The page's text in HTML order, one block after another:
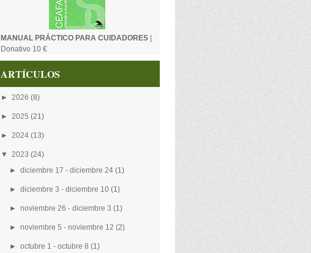
MANUAL PRÁCTICO PARA CUIDADORES
Donativo 10 €
ARTÍCULOS
► 2026 (8)
► 2025 (21)
► 2024 (13)
▼ 2023 (24)
►diciembre 17 - diciembre 24(1)
►diciembre 3 - diciembre 10(1)
►noviembre 26 - diciembre 3(1)
►noviembre 5 - noviembre 12(2)
►octubre 1 - octubre 8(1)